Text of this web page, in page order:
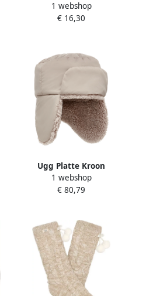
Cheeky Boy Short
1 webshop
€ 16,30
Ugg Platte Kroon
Winterlaarzen Beige Dames
1 webshop
€ 80,79